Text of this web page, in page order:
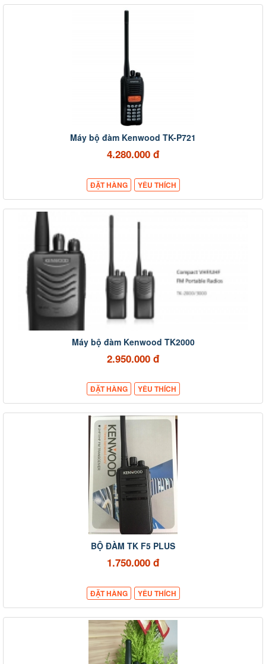
Máy bộ đàm Kenwood TK-P721
4.280.000 đ
ĐẶT HÀNG YÊU THÍCH
Máy bộ đàm Kenwood TK2000
2.950.000 đ
ĐẶT HÀNG YÊU THÍCH
BỘ ĐÀM TK F5 PLUS
1.750.000 đ
ĐẶT HÀNG YÊU THÍCH